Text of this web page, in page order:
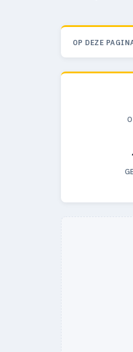
OP DEZE